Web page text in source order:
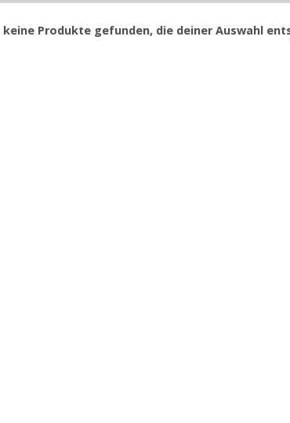
keine Produkte gefunden, die deiner Auswahl